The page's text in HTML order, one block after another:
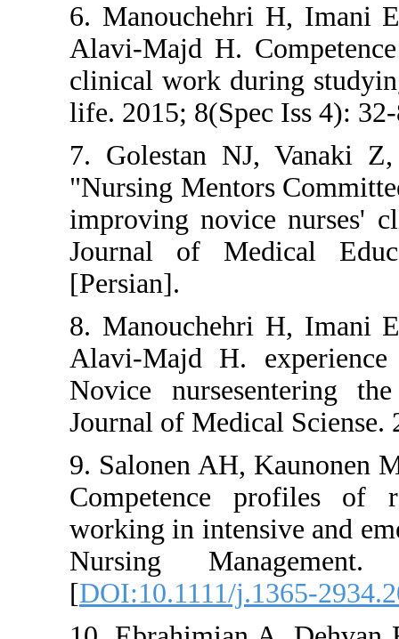
6. Manouchehri H,
Alavi-Majd H.
clinical work
life. 2015; 8(Spec
7. Golestan NJ,
"Nursing Mentors
improving novice
Journal of
[Persian].
8. Manouchehri H,
Alavi-Majd H.
Novice
Journal of Medical
9. Salonen AH,
Competence
working in
Nursing
[DOI:10.1111/